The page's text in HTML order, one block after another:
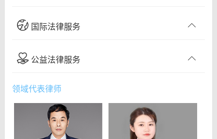
国际法律服务
公益法律服务
领域代表律师